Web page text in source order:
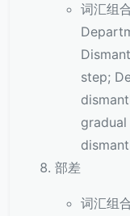
词汇组
step;
部差
词汇组